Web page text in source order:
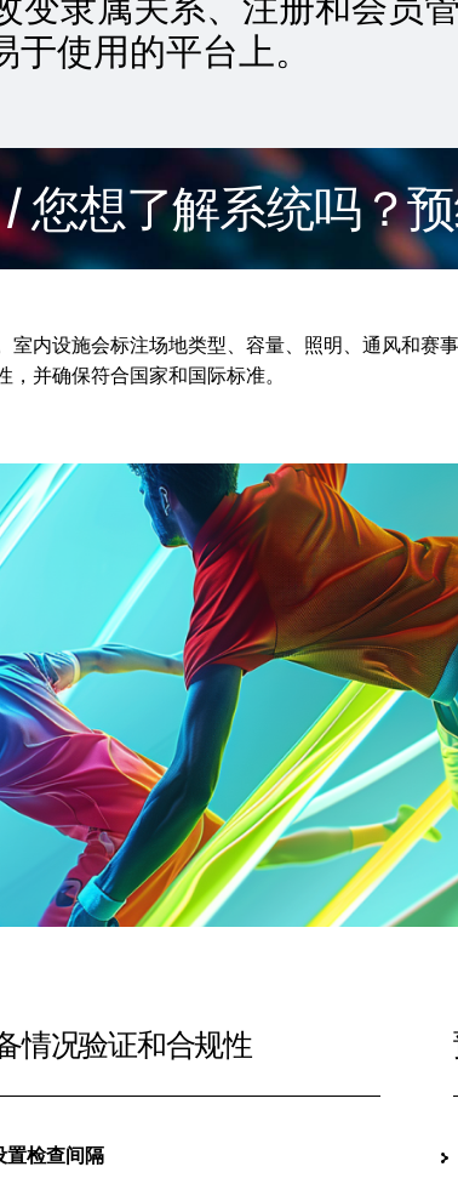
使用的平台上。
解系统吗？预约演
内设施会标注场地类型、容量、照明、通风和赛
并确保符合国家和国际标准。
情况验证和合规性
置检查间隔